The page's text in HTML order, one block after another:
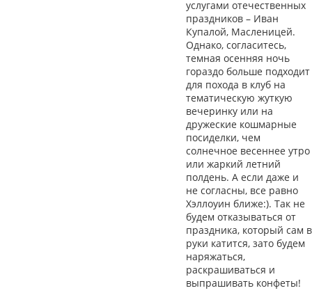
услугами отечественных
праздников – Иван
Купалой, Масленицей.
Однако, согласитесь,
темная осенняя ночь
гораздо больше подходит
для похода в клуб на
тематическую жуткую
вечеринку или на
дружеские кошмарные
посиделки, чем
солнечное весеннее утро
или жаркий летний
полдень. А если даже и
не согласны, все равно
Хэллоуин ближе:). Так не
будем отказываться от
праздника, который сам в
руки катится, зато будем
наряжаться,
раскрашиваться и
выпрашивать конфеты!